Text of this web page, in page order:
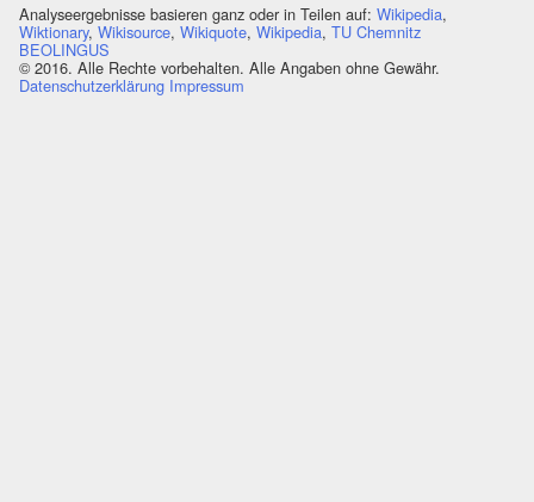
Analyseergebnisse basieren ganz oder in Teilen auf: Wikipedia,
Wiktionary, Wikisource, Wikiquote, Wikipedia, TU Chemnitz
BEOLINGUS
© 2016. Alle Rechte vorbehalten. Alle Angaben ohne Gewähr.
Datenschutzerklärung Impressum